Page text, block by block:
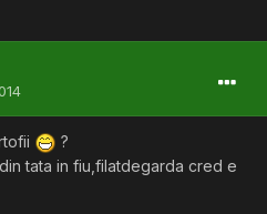
?
tata in fiu,filatdegarda cred e